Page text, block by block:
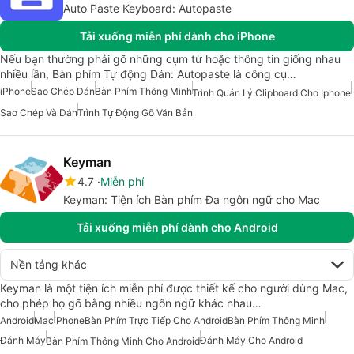
Auto Paste Keyboard: Autopaste
Tải xuống miễn phí dành cho iPhone
Nếu bạn thường phải gõ những cụm từ hoặc thông tin giống nhau
nhiều lần, Bàn phím Tự động Dán: Autopaste là công cụ…
iPhoneSao Chép DánBàn Phím Thông MinhTrình Quản Lý Clipboard Cho Iphone
Sao Chép Và DánTrình Tự Động Gõ Văn Bản
Keyman
4.7 Miễn phí
Keyman: Tiện ích Bàn phím Đa ngôn ngữ cho Mac
Tải xuống miễn phí dành cho Android
Nền tảng khác
Keyman là một tiện ích miễn phí được thiết kế cho người dùng Mac,
cho phép họ gõ bằng nhiều ngôn ngữ khác nhau…
AndroidMaciPhoneBàn Phím Trực Tiếp Cho AndroidBàn Phím Thông Minh
Đánh MáyBàn Phím Thông Minh Cho AndroidĐánh Máy Cho Android